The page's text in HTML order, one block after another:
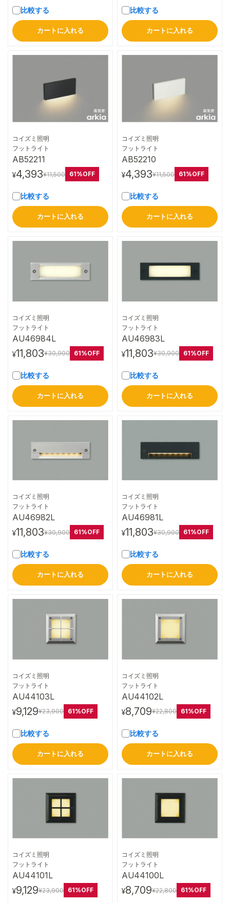
比較する
カートに入れる
比較する
カートに入れる
コイズミ照明
フットライト
AB52211
¥4,393¥11,500 61%OFF
比較する
カートに入れる
コイズミ照明
フットライト
AB52210
¥4,393¥11,500 61%OFF
比較する
カートに入れる
コイズミ照明
フットライト
AU46984L
¥11,803¥30,900 61%OFF
比較する
カートに入れる
コイズミ照明
フットライト
AU46983L
¥11,803¥30,900 61%OFF
比較する
カートに入れる
コイズミ照明
フットライト
AU46982L
¥11,803¥30,900 61%OFF
比較する
カートに入れる
コイズミ照明
フットライト
AU46981L
¥11,803¥30,900 61%OFF
比較する
カートに入れる
コイズミ照明
フットライト
AU44103L
¥9,129¥23,900 61%OFF
比較する
カートに入れる
コイズミ照明
フットライト
AU44102L
¥8,709¥22,800 61%OFF
比較する
カートに入れる
コイズミ照明
フットライト
AU44101L
¥9,129¥23,900 61%OFF
コイズミ照明
フットライト
AU44100L
¥8,709¥22,800 61%OFF